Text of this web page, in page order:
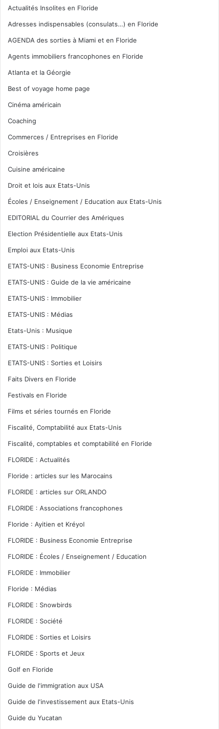
Actualités Insolites en Floride
Adresses indispensables (consulats…) en Floride
AGENDA des sorties à Miami et en Floride
Agents immobiliers francophones en Floride
Atlanta et la Géorgie
Best of voyage home page
Cinéma américain
Coaching
Commerces / Entreprises en Floride
Croisières
Cuisine américaine
Droit et lois aux Etats-Unis
Écoles / Enseignement / Education aux Etats-Unis
EDITORIAL du Courrier des Amériques
Election Présidentielle aux Etats-Unis
Emploi aux Etats-Unis
ETATS-UNIS : Business Economie Entreprise
ETATS-UNIS : Guide de la vie américaine
ETATS-UNIS : Immobilier
ETATS-UNIS : Médias
Etats-Unis : Musique
ETATS-UNIS : Politique
ETATS-UNIS : Sorties et Loisirs
Faits Divers en Floride
Festivals en Floride
Films et séries tournés en Floride
Fiscalité, Comptabilité aux Etats-Unis
Fiscalité, comptables et comptabilité en Floride
FLORIDE : Actualités
Floride : articles sur les Marocains
FLORIDE : articles sur ORLANDO
FLORIDE : Associations francophones
Floride : Ayitien et Kréyol
FLORIDE : Business Economie Entreprise
FLORIDE : Écoles / Enseignement / Education
FLORIDE : Immobilier
Floride : Médias
FLORIDE : Snowbirds
FLORIDE : Société
FLORIDE : Sorties et Loisirs
FLORIDE : Sports et Jeux
Golf en Floride
Guide de l'immigration aux USA
Guide de l'investissement aux Etats-Unis
Guide du Yucatan